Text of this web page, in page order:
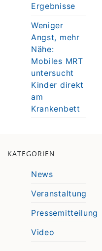
Ergebnisse
Weniger
Angst, mehr
Nähe:
Mobiles MRT
untersucht
Kinder direkt
am
Krankenbett
KATEGORIEN
News
Veranstaltung
Pressemitteilung
Video